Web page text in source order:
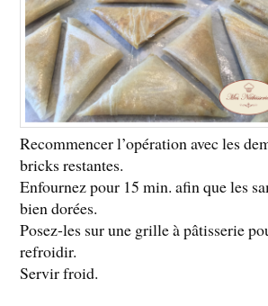
Recommencer l’opération avec les
bricks restantes.
Enfournez pour 15 min. afin que les
bien dorées.
Posez-les sur une grille à pâtisserie
refroidir.
Servir froid.